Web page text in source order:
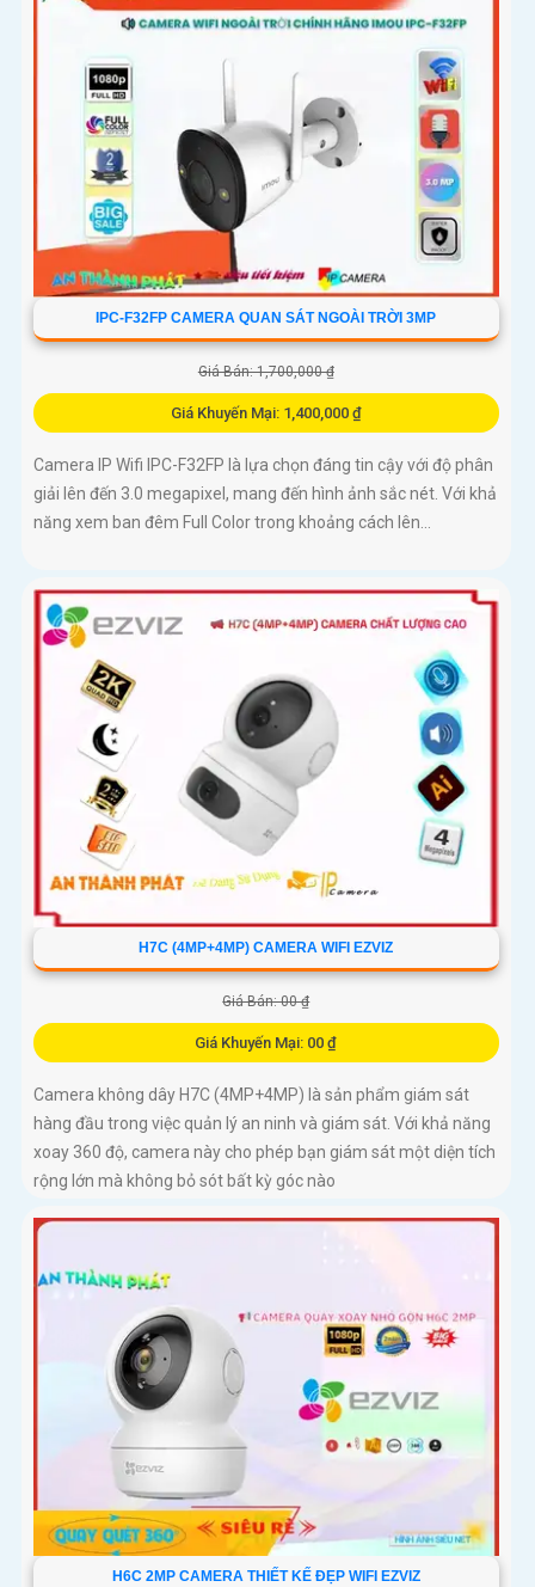
IPC-F32FP CAMERA QUAN SÁT NGOÀI TRỜI 3MP
Giá Bán: 1,700,000 ₫
Giá Khuyến Mại: 1,400,000 ₫
Camera IP Wifi IPC-F32FP là lựa chọn đáng tin cậy với độ phân
giải lên đến 3.0 megapixel, mang đến hình ảnh sắc nét. Với khả
năng xem ban đêm Full Color trong khoảng cách lên...
H7C (4MP+4MP) CAMERA WIFI EZVIZ
Giá Bán: 00 ₫
Giá Khuyến Mại: 00 ₫
Camera không dây H7C (4MP+4MP) là sản phẩm giám sát
hàng đầu trong việc quản lý an ninh và giám sát. Với khả năng
xoay 360 độ, camera này cho phép bạn giám sát một diện tích
rộng lớn mà không bỏ sót bất kỳ góc nào
H6C 2MP CAMERA THIẾT KẾ ĐẸP WIFI EZVIZ